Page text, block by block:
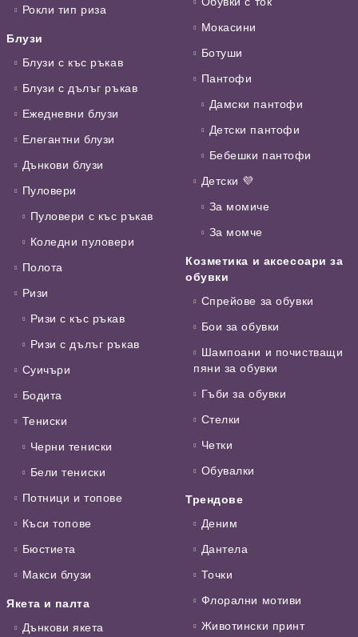
Рокли тип риза
Блузи
Блузи с къс ръкав
Блузи с дълъг ръкав
Ежедневни блузи
Елегантни блузи
Дънкови блузи
Пуловери
Пуловери с къс ръкав
Коледни пуловери
Полота
Ризи
Ризи с къс ръкав
Ризи с дълъг ръкав
Суичъри
Бодита
Тениски
Черни тениски
Бели тениски
Потници и топове
Къси топове
Бюстиета
Макси блузи
Якета и палта
Дънкови якета
Мокасини
Ботуши
Пантофи
Дамски пантофи
Детски пантофи
Бебешки пантофи
Детски 💜
За момиче
За момче
Козметика и аксесоари за
обувки
Спрейове за обувки
Бои за обувки
Шампоани и почистващи
пяни за обувки
Гъби за обувки
Стелки
Четки
Обувалки
Трендове
Деним
Дантела
Точки
Флорални мотиви
Животински принт